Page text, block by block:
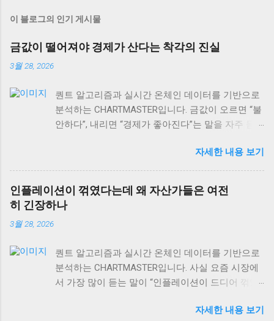
이 블로그의 인기 게시물
금값이 떨어져야 경제가 산다는 착각의 진실
3월 28, 2026
퀀트 알고리즘과 실시간 온체인 데이터를 기반으로
분석하는 CHARTMASTER입니다. 금값이 오르면 “불
안하다”, 내리면 “경제가 좋아진다”는 말을 자주 듣
재 글로벌 자산시장을 보면, 이런 단순한 공식이 얼
마나 위험한지 알 수 있어요. 실제로는 금값과 경제
성장의 관계가 훨씬 복잡하고, 때로는 정반대로 작
용하기도 합니다. 오늘은 금값 움직임을 제대로 읽
는 법과 상품시장 수급 동향, 그리고 역발상 투자의
$106.40B USD 에 달하는 상황에서, 전통 자산과 디
지털 자산의 상관관계도 함께 살펴볼게요. 금값과
경제성장, 단순한 반비례 관계가 아니다 많은 사람
는 절반만 맞는 이야기예요. 실제로 금은 인플레이
자세한 내용 보기
인플레이션이 꺾였다는데 왜 자산가들은 여전
히 긴장하나
3월 28, 2026
퀀트 알고리즘과 실시간 온체인 데이터를 기반으로
분석하는 CHARTMASTER입니다. 사실 요즘 시장에
서 가장 많이 듣는 말이 “인플레이션이 드디어 꺾였
되면서 많은 개인 투자자들은 안도하고 있는데, 정
자세한 내용 보기